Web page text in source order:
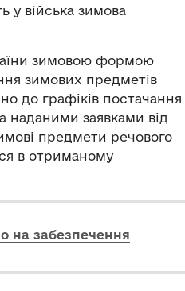
у війська зимова
зимовою формою
зимових предметів
до графіків постачання
наданими заявками від
предмети речового
в отриманому
на забезпечення